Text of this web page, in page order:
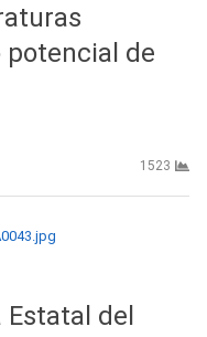
potencial de
1523
Estatal del